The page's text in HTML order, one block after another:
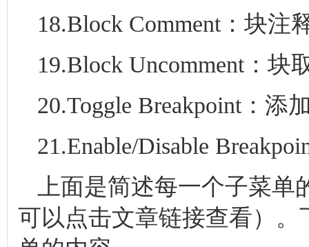
18.Block Comment：块注
19.Block Uncomment：块
20.Toggle Breakpoint：添
21.Enable/Disable
上面是简述每一个子菜
可以点击文章链接查看）